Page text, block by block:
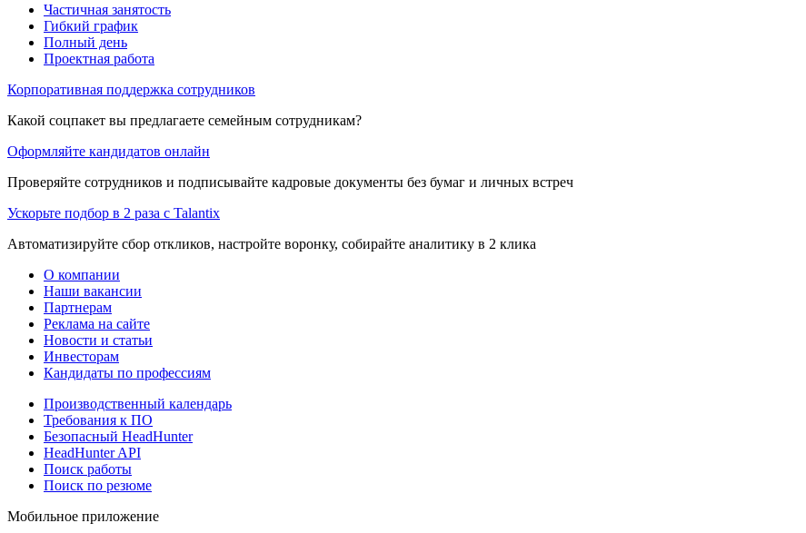
Частичная занятость
Гибкий график
Полный день
Проектная работа
Корпоративная поддержка сотрудников
Какой соцпакет вы предлагаете семейным сотрудникам?
Оформляйте кандидатов онлайн
Проверяйте сотрудников и подписывайте кадровые документы без бумаг и личных встреч
Ускорьте подбор в 2 раза с Talantix
Автоматизируйте сбор откликов, настройте воронку, собирайте аналитику в 2 клика
О компании
Наши вакансии
Партнерам
Реклама на сайте
Новости и статьи
Инвесторам
Кандидаты по профессиям
Производственный календарь
Требования к ПО
Безопасный HeadHunter
HeadHunter API
Поиск работы
Поиск по резюме
Мобильное приложение